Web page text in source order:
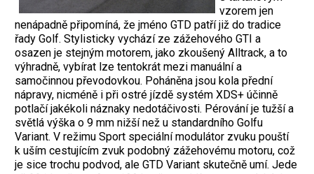
vzorem jen
nenápadně připomíná, že jméno GTD patří již do tradice
řady Golf. Stylisticky vychází ze zážehového GTI a
osazen je stejným motorem, jako zkoušený Alltrack, a to
výhradně, vybírat lze tentokrát mezi manuální a
samočinnou převodovkou. Poháněna jsou kola přední
nápravy, nicméně i při ostré jízdě systém XDS+ účinně
potlačí jakékoli náznaky nedotáčivosti. Pérování je tužší a
světlá výška o 9 mm nižší než u standardního Golfu
Variant. V režimu Sport speciální modulátor zvuku pouští
k uším cestujícím zvuk podobný zážehovému motoru, což
je sice trochu podvod, ale GTD Variant skutečně umí. Jede